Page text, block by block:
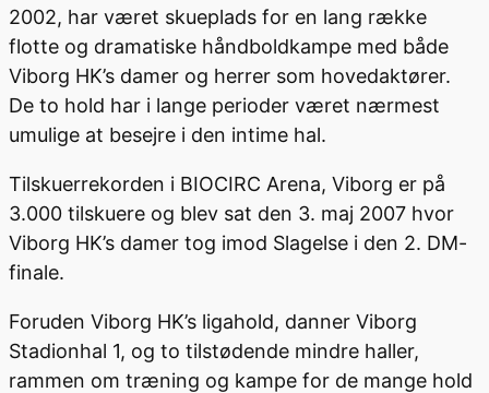
2002, har været skueplads for en lang række
flotte og dramatiske håndboldkampe med både
Viborg HK’s damer og herrer som hovedaktører.
De to hold har i lange perioder været nærmest
umulige at besejre i den intime hal.
Tilskuerrekorden i BIOCIRC Arena, Viborg er på
3.000 tilskuere og blev sat den 3. maj 2007 hvor
Viborg HK’s damer tog imod Slagelse i den 2. DM-
finale.
Foruden Viborg HK’s ligahold, danner Viborg
Stadionhal 1, og to tilstødende mindre haller,
rammen om træning og kampe for de mange hold